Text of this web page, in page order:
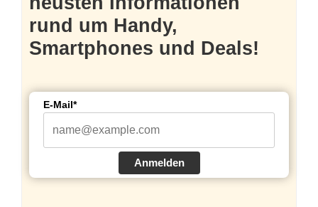
rund um Handy,
Smartphones und Deals!
E-Mail*
Anmelden